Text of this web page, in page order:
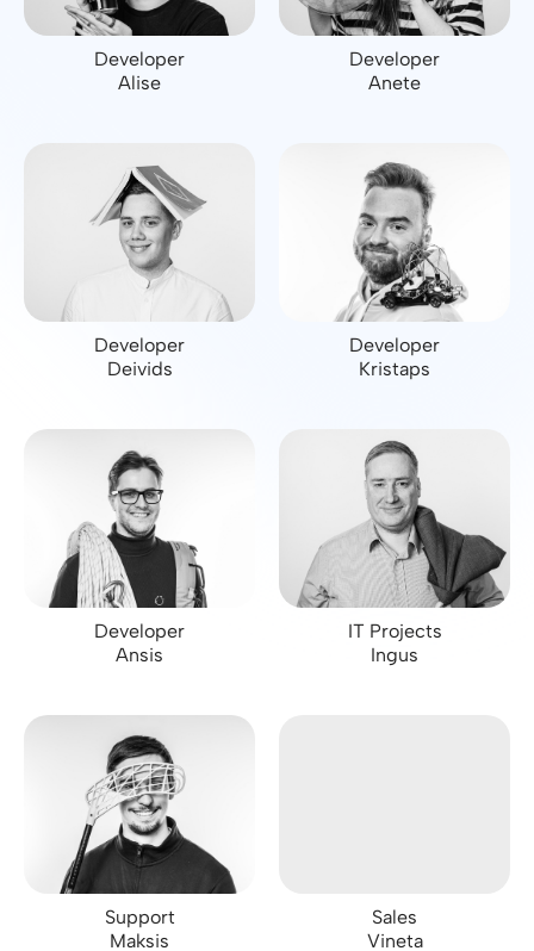
Developer
Alise
Developer
Anete
Developer
Deivids
Developer
Kristaps
Developer
Ansis
IT Projects
Ingus
Support
Maksis
Sales
Vineta